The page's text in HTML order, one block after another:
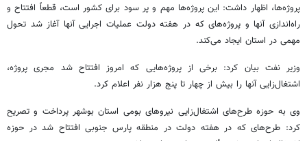
پروژه‌ها، اظهار داشت: این پروژه‌ها مهم و پر سود برای کشور است، قطعاً افتتاح و
راه‌اندازی آنها و پروژه‌های که در هفته دولت عملیات اجرایی آنها آغاز شد تحول
مهمی در استان ایجاد می‌کند.
وزیر نفت بیان کرد: برخی از پروژه‌هایی که امروز افتتاح شد مجری پروژه،
اشتغال‌زایی آنها را بیش از چهار تا پنج هزار نفر اعلام کرد.
وی به حوزه طرح‌های اشتغال‌زایی نیروهای بومی استان بوشهر پرداخت و تصریح
کرد: طرح‌های که در هفته دولت در منطقه پارس جنوبی افتتاح شد در ‌حوزه